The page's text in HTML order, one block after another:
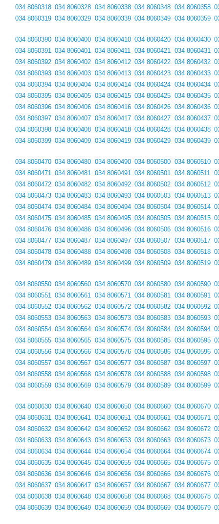
034 8060318
034 8060319
034 8060328
034 8060329
034 8060338
034 8060339
034 8060348
034 8060349
034 8060358
034 8060359
034 8060390
034 8060391
034 8060392
034 8060393
034 8060394
034 8060395
034 8060396
034 8060397
034 8060398
034 8060399
034 8060400
034 8060401
034 8060402
034 8060403
034 8060404
034 8060405
034 8060406
034 8060407
034 8060408
034 8060409
034 8060410
034 8060411
034 8060412
034 8060413
034 8060414
034 8060415
034 8060416
034 8060417
034 8060418
034 8060419
034 8060420
034 8060421
034 8060422
034 8060423
034 8060424
034 8060425
034 8060426
034 8060427
034 8060428
034 8060429
034 8060430
034 8060431
034 8060432
034 8060433
034 8060434
034 8060435
034 8060436
034 8060437
034 8060438
034 8060439
034 8060470
034 8060471
034 8060472
034 8060473
034 8060474
034 8060475
034 8060476
034 8060477
034 8060478
034 8060479
034 8060480
034 8060481
034 8060482
034 8060483
034 8060484
034 8060485
034 8060486
034 8060487
034 8060488
034 8060489
034 8060490
034 8060491
034 8060492
034 8060493
034 8060494
034 8060495
034 8060496
034 8060497
034 8060498
034 8060499
034 8060500
034 8060501
034 8060502
034 8060503
034 8060504
034 8060505
034 8060506
034 8060507
034 8060508
034 8060509
034 8060510
034 8060511
034 8060512
034 8060513
034 8060514
034 8060515
034 8060516
034 8060517
034 8060518
034 8060519
034 8060550
034 8060551
034 8060552
034 8060553
034 8060554
034 8060555
034 8060556
034 8060557
034 8060558
034 8060559
034 8060560
034 8060561
034 8060562
034 8060563
034 8060564
034 8060565
034 8060566
034 8060567
034 8060568
034 8060569
034 8060570
034 8060571
034 8060572
034 8060573
034 8060574
034 8060575
034 8060576
034 8060577
034 8060578
034 8060579
034 8060580
034 8060581
034 8060582
034 8060583
034 8060584
034 8060585
034 8060586
034 8060587
034 8060588
034 8060589
034 8060590
034 8060591
034 8060592
034 8060593
034 8060594
034 8060595
034 8060596
034 8060597
034 8060598
034 8060599
034 8060630
034 8060631
034 8060632
034 8060633
034 8060634
034 8060635
034 8060636
034 8060637
034 8060638
034 8060639
034 8060640
034 8060641
034 8060642
034 8060643
034 8060644
034 8060645
034 8060646
034 8060647
034 8060648
034 8060649
034 8060650
034 8060651
034 8060652
034 8060653
034 8060654
034 8060655
034 8060656
034 8060657
034 8060658
034 8060659
034 8060660
034 8060661
034 8060662
034 8060663
034 8060664
034 8060665
034 8060666
034 8060667
034 8060668
034 8060669
034 8060670
034 8060671
034 8060672
034 8060673
034 8060674
034 8060675
034 8060676
034 8060677
034 8060678
034 8060679